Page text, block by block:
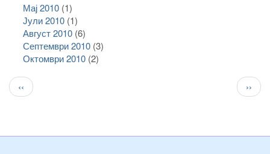
Мај 2010(1)
Јули 2010(1)
Август 2010(6)
Септември 2010(3)
Октомври 2010(2)
Pagination
Previous
page
‹‹ ››